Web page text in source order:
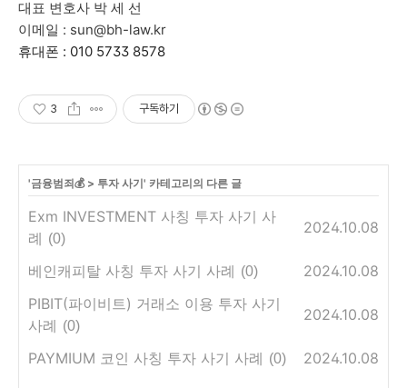
대표 변호사 박 세 선
이메일 : sun@bh-law.kr
휴대폰 : 010 5733 8578
3 구독하기
'금융범죄💰> 투자 사기' 카테고리의 다른 글
Exm INVESTMENT 사칭 투자 사기 사
례 (0)
2024.10.08
베인캐피탈 사칭 투자 사기 사례 (0)
2024.10.08
PIBIT(파이비트) 거래소 이용 투자 사기
사례 (0)
2024.10.08
PAYMIUM 코인 사칭 투자 사기 사례 (0) 2024.10.08